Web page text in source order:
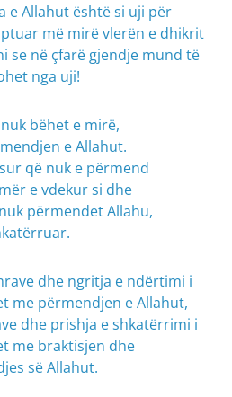
e Allahut është si uji për
më mirë vlerën e dhikrit
se në çfarë gjendje mund të
nga uji!
bëhet e mirë,
e Allahut.
që nuk e përmend
e vdekur si dhe
përmendet Allahu,
dhe ngritja e ndërtimi i
me përmendjen e Allahut,
dhe prishja e shkatërrimi i
me braktisjen dhe
së Allahut.